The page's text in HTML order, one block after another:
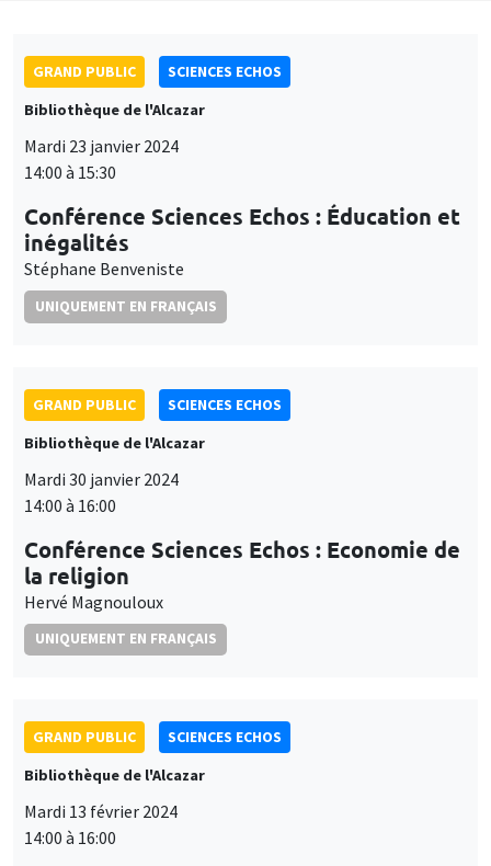
GRAND PUBLIC
SCIENCES ECHOS
Bibliothèque de l'Alcazar
Mardi 23 janvier 2024
14:00 à 15:30
Conférence Sciences Echos : Éducation et
inégalités
Stéphane Benveniste
UNIQUEMENT EN FRANÇAIS
GRAND PUBLIC
SCIENCES ECHOS
Bibliothèque de l'Alcazar
Mardi 30 janvier 2024
14:00 à 16:00
Conférence Sciences Echos : Economie de
la religion
Hervé Magnouloux
UNIQUEMENT EN FRANÇAIS
GRAND PUBLIC
SCIENCES ECHOS
Bibliothèque de l'Alcazar
Mardi 13 février 2024
14:00 à 16:00